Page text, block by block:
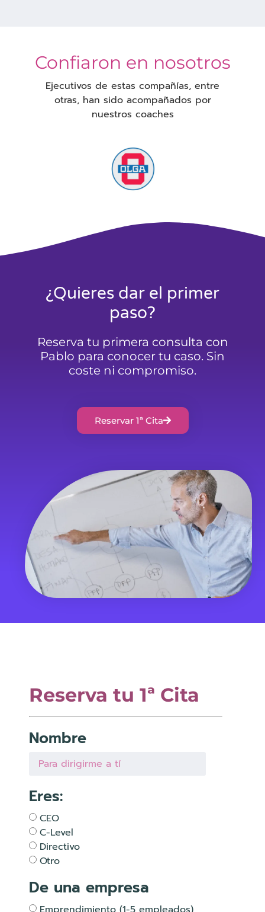
Confiaron en nosotros
Ejecutivos de estas compañías, entre
otras, han sido acompañados por
nuestros coaches
¿Quieres dar el primer
paso?
Reserva tu primera consulta con
Pablo para conocer tu caso. Sin
coste ni compromiso.
Reservar 1ª Cita
Reserva tu 1ª Cita
Nombre
Eres:
CEO
C-Level
Directivo
Otro
De una empresa